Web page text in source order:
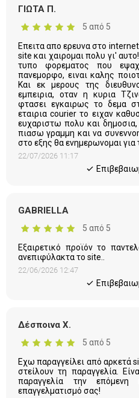
ΓΙΩΤΑ Π.
5 από 5
Επειτα απο ερευνα στο
site και χαιρομαι πολυ γι'
τυπο φορεματος που
πανεμορφο, ειναι καλης
Και εκ μερους της
εμπειρια, οταν η κυρια
φτασει εγκαιρως το δεμα
εταιρια courier το ειχαν
ευχαριστω πολυ και
πιασω γραμμη και να
στο εξης θα ενημερωνομαι για
22/07/2026 11:17
GABRIELLA
5 από 5
Εξαιρετικό προϊόν το
ανεπιφύλακτα το site..
22/06/2026 12:47
Δέσποινα Χ.
5 από 5
Εχω παραγγείλει από αρκετά
στείλουν τη παραγγελία.
παραγγελία την
επαγγελματισμό σας!